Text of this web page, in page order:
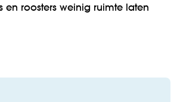
en roosters weinig ruimte laten